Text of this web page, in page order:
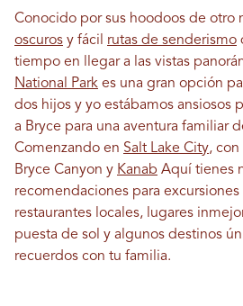
Conocido por sus hoodoos de otro
oscuros y fácil rutas de senderismo
tiempo en llegar a las vistas
National Park es una gran opción
dos hijos y yo estábamos ansiosos
a Bryce para una aventura familiar
Comenzando en Salt Lake City, con
Bryce Canyon y Kanab Aquí tienes
recomendaciones para
restaurantes locales, lugares
puesta de sol y algunos destinos
recuerdos con tu familia.